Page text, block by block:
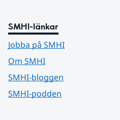
SMHI-länkar
Jobba på SMHI
Om SMHI
SMHI-bloggen
SMHI-podden